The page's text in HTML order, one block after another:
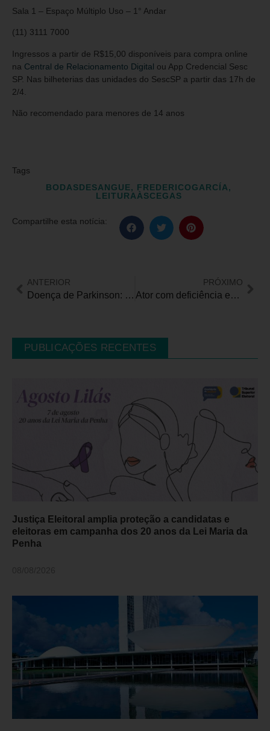
Sala 1 – Espaço Múltiplo Uso – 1° Andar
(11) 3111 7000
Ingressos a partir de R$15,00 disponíveis para compra online
na Central de Relacionamento Digital ou App Credencial Sesc
SP. Nas bilheterias das unidades do SescSP a partir das 17h de
2/4.
Não recomendado para menores de 14 anos
Tags
BODASDESANGUE, FREDERICOGARCÍA,
LEITURAÀSCEGAS
Compartilhe esta notícia:
ANTERIOR
Doença de Parkinson: desafios e avanços no tratamento no Brasil
PRÓXIMO
Ator com deficiência estreia em nova novela da Globo
PUBLICAÇÕES RECENTES
Justiça Eleitoral amplia proteção a candidatas e
eleitoras em campanha dos 20 anos da Lei Maria da
Penha